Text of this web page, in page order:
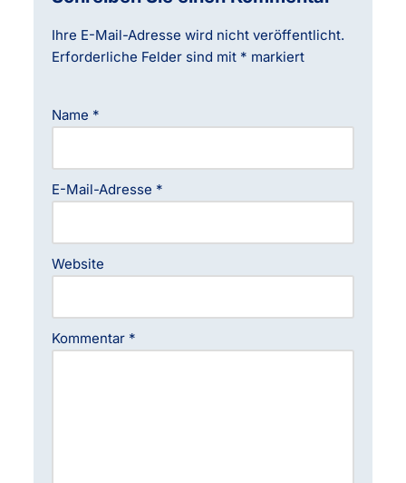
Ihre E-Mail-Adresse wird nicht veröffentlicht.
Erforderliche Felder sind mit * markiert
Name *
E-Mail-Adresse *
Website
Kommentar *